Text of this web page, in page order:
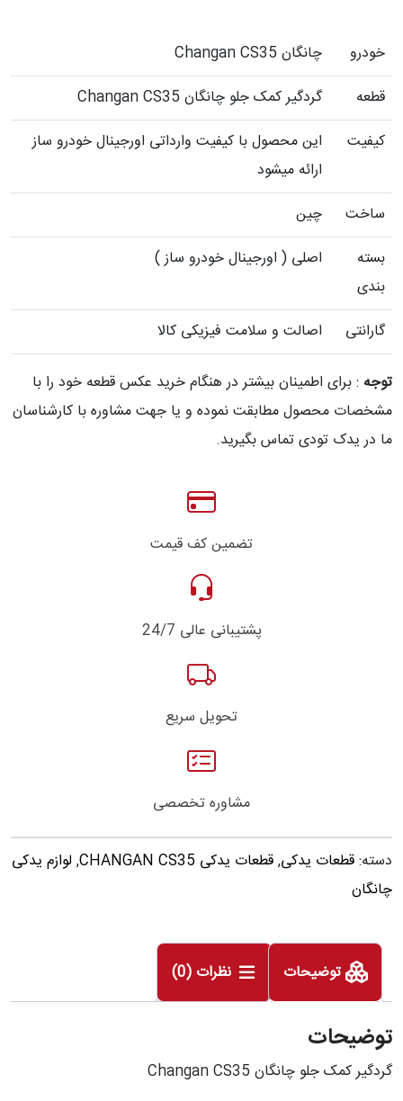
خودرو
چانگان Changan CS35
قطعه
گردگیر کمک جلو چانگان Changan CS35
کیفیت
این محصول با کیفیت وارداتی اورجینال خودرو ساز
ارائه میشود
ساخت
چین
بسته
بندی
اصلی ( اورجینال خودرو ساز )
گارانتی اصالت و سلامت فیزیکی کالا
توجه : برای اطمینان بیشتر در هنگام خرید عکس قطعه خود را با
مشخصات محصول مطابقت نموده و یا جهت مشاوره با کارشناسان
ما در یدک تودی تماس بگیرید.
تضمین کف قیمت
پشتیبانی عالی 24/7
تحویل سریع
مشاوره تخصصی
دسته:قطعات یدکی,قطعات یدکی CHANGAN CS35 ,لوازم یدکی
چانگان
توضیحات نظرات (0)
توضیحات
گردگیر کمک جلو چانگان Changan CS35